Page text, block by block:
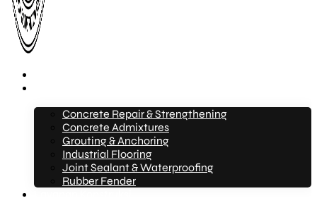
Concrete Repair & Strengthening
Concrete Admixtures
Grouting & Anchoring
Industrial Flooring
Joint Sealant & Waterproofing
Rubber Fender